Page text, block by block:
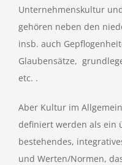
Unternehmenskultur
gehören neben den
insb. auch
Glaubensätze,
etc. .
Aber Kultur im
definiert werden als ein
bestehendes,
und Werten/Normen,